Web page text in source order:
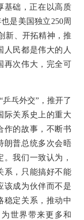
基础，正在以高质
是美国独立250周
新、开拓精神，推
民都是伟大的人
再次伟大，完全可
乓外交”，推开了
际关系史上的重大
作的故事，不断书
朗普总统多次会晤
我们一致认为，
系，只能搞好不能
该成为伙伴而不是
稳定关系，推动中
世界带来更多和